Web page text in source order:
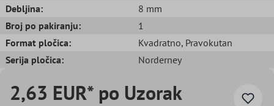
Debljina:
8 mm
Broj po pakiranju:
1
Format pločica:
Kvadratno, Pravokutan
Serija pločica:
Norderney
2,63 EUR* po Uzorak